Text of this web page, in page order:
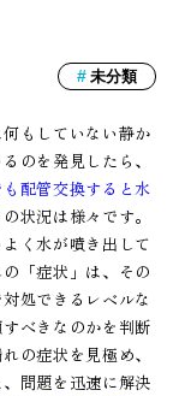
未分類
もしていない静か
のを発見したら、
配管交換すると水
状況は様々です。
く水が噴き出して
「症状」は、その
処できるレベルな
べきなのかを判断
の症状を見極め、
問題を迅速に解決